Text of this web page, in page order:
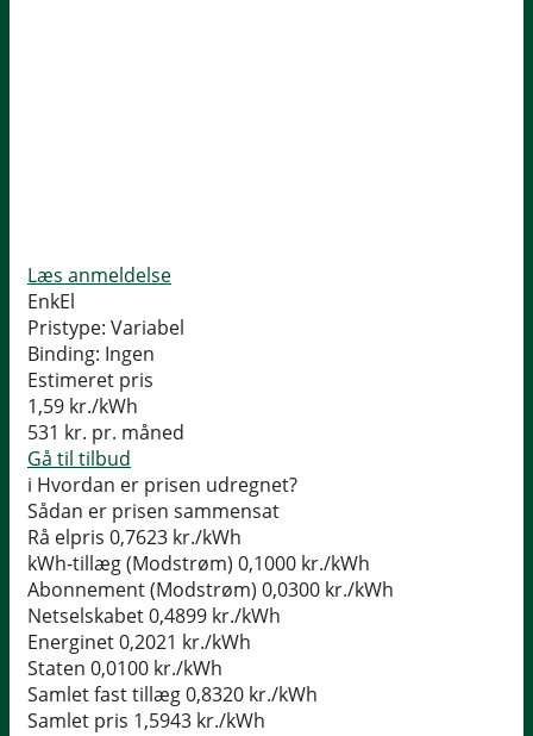
Læs anmeldelse
EnkEl
Pristype: Variabel
Binding: Ingen
Estimeret pris
1,59 kr./kWh
531 kr. pr. måned
Gå til tilbud
i Hvordan er prisen udregnet?
Sådan er prisen sammensat
Rå elpris 0,7623 kr./kWh
kWh-tillæg (Modstrøm) 0,1000 kr./kWh
Abonnement (Modstrøm) 0,0300 kr./kWh
Netselskabet0,4899 kr./kWh
Energinet0,2021 kr./kWh
Staten 0,0100 kr./kWh
Samlet fast tillæg0,8320 kr./kWh
Samlet pris 1,5943 kr./kWh